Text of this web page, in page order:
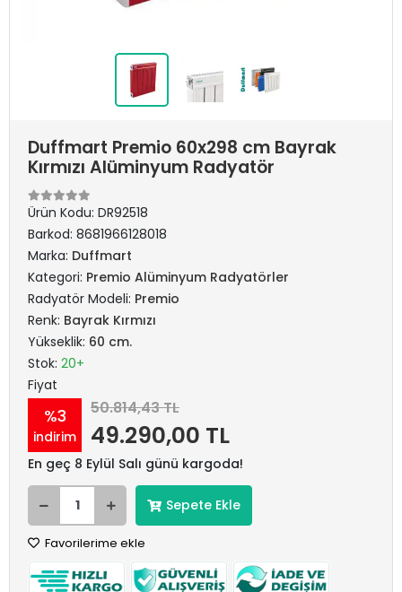
Duffmart Premio 60x298 cm Bayrak
Kırmızı Alüminyum Radyatör
Ürün Kodu: DR92518
Barkod: 8681966128018
Marka: Duffmart
Kategori: Premio Alüminyum Radyatörler
Radyatör Modeli: Premio
Renk: Bayrak Kırmızı
Yükseklik: 60 cm.
Stok: 20+
Fiyat
%3
indirim
50.814,43 TL
49.290,00 TL
En geç 8 Eylül Salı günü kargoda!
Sepete Ekle
Favorilerime ekle